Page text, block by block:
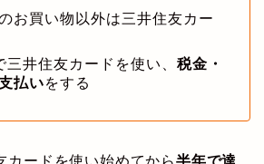
お買い物以外は三井住友カー
三井住友カードを使い、 税金・
払いをする
カードを使い始めてから半年で達